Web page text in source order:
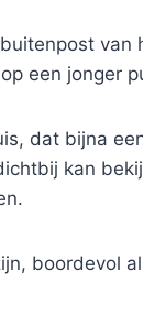
van
een jonger
dat bijna
kan
boordevol